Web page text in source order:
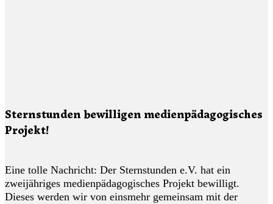
Sternstunden bewilligen medienpädagogisches
Projekt!
Eine tolle Nachricht: Der Sternstunden e.V. hat ein
zweijähriges medienpädagogisches Projekt bewilligt.
Dieses werden wir von einsmehr gemeinsam mit der